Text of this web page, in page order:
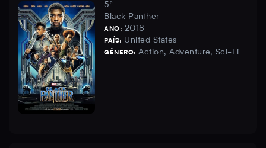
5º
Black Panther
ANO: 2018
PAÍS: United States
GÊNERO: Action, Adventure, Sci-Fi